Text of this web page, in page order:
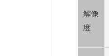
解像
度